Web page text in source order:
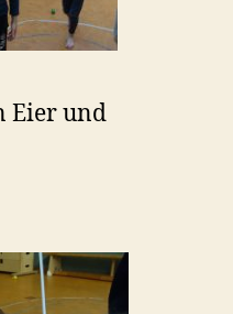
Eier und